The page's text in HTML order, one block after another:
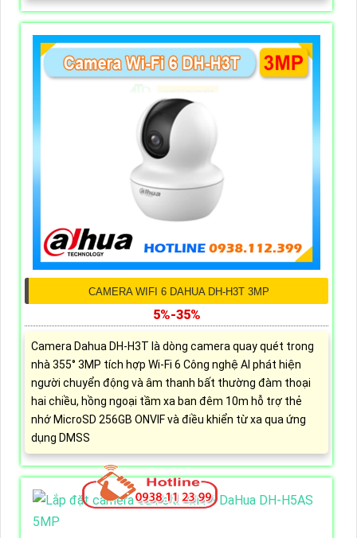
CAMERA WIFI 6 DAHUA DH-H3T 3MP
5%-35%
Camera Dahua DH-H3T là dòng camera quay quét trong
nhà 355° 3MP tích hợp Wi-Fi 6 Công nghệ AI phát hiện
người chuyển động và âm thanh bất thường đàm thoại
hai chiều, hồng ngoại tầm xa ban đêm 10m hỗ trợ thẻ
nhớ MicroSD 256GB ONVIF và điều khiển từ xa qua ứng
dụng DMSS